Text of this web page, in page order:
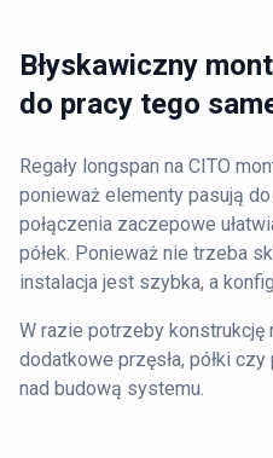
Błyskawiczny
do pracy tego
Regały longspan na CITO
ponieważ elementy pasują
połączenia zaczepowe
półek. Ponieważ nie trzeba
instalacja jest szybka, a
W razie potrzeby
dodatkowe przęsła, półki
nad budową systemu.